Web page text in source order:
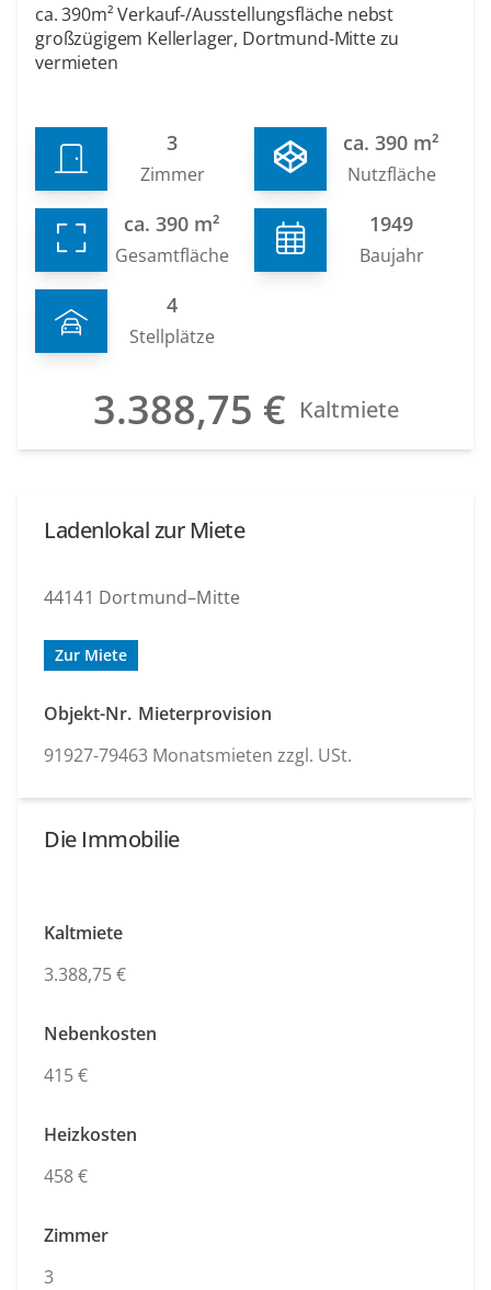
ca. 390m² Verkauf-/Ausstellungsfläche nebst
großzügigem Kellerlager, Dortmund-Mitte zu
vermieten
3
Zimmer
ca. 390 m²
Nutzfläche
ca. 390 m²
Gesamtfläche
1949
Baujahr
4
Stellplätze
3.388,75 € Kaltmiete
Ladenlokal zur Miete
44141 Dortmund–Mitte
Zur Miete
Objekt-Nr.
91927-7946
Mieterprovision
3 Monatsmieten zzgl. USt.
Die Immobilie
Kaltmiete
3.388,75 €
Nebenkosten
415 €
Heizkosten
458 €
Zimmer
3